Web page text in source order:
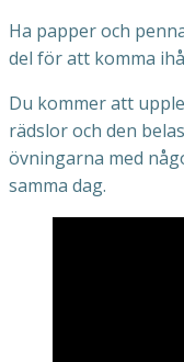
Ha papper och
del för att komma
Du kommer att
rädslor och den
övningarna med
samma dag.